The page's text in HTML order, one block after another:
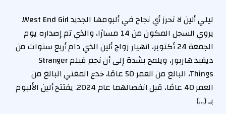
ليلي ألين لا تحرز أي نجاح في ألبومها الجديد West End Girl.
يروي السجل المكون من 14 مسارًا، والذي تم إصداره يوم
الجمعة 24 أكتوبر، انهيار زواج ألين الذي دام أربع سنوات من
ديفيد هاربور، ويلمح بشدة إلى أن نجم فيلم Stranger
Things، البالغ من العمر 50 عامًا، خدع المغني البالغ من
العمر 40 عامًا، قبل انفصالهما عام 2024. يفتتح ألين الألبوم
بـ (…)